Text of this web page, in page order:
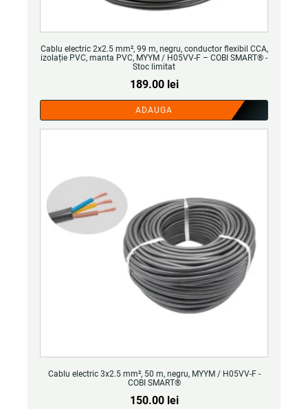
Cablu electric 2x2.5 mm², 99 m, negru, conductor flexibil CCA,
izolație PVC, manta PVC, MYYM / H05VV-F – COBI SMART® -
Stoc limitat
189.00 lei
ADAUGA
Cablu electric 3x2.5 mm², 50 m, negru, MYYM / H05VV-F -
COBI SMART®
150.00 lei